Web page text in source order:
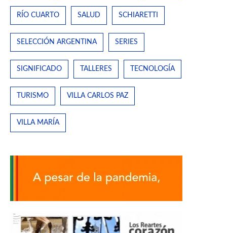
RÍO CUARTO SALUD SCHIARETTI
SELECCIÓN ARGENTINA SERIES
SIGNIFICADO TALLERES TECNOLOGÍA
TURISMO VILLA CARLOS PAZ
VILLA MARÍA